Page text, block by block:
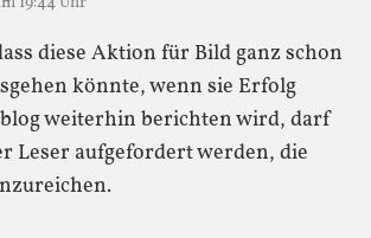
diese Aktion für Bild ganz schon
könnte, wenn sie Erfolg
weiterhin berichten wird, darf
Leser aufgefordert werden, die